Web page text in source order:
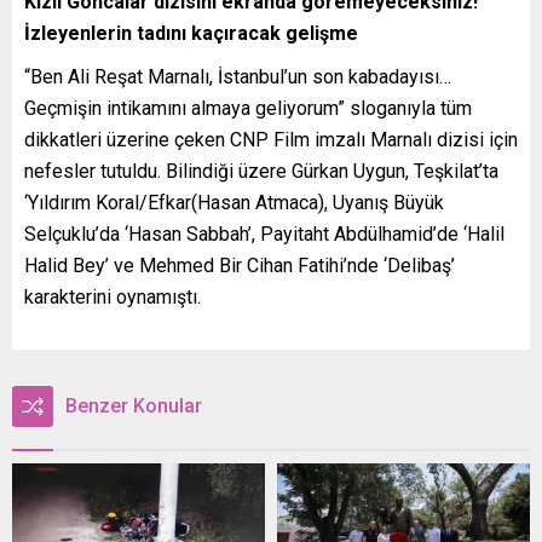
İzleyenlerin tadını kaçıracak gelişme
“Ben Ali Reşat Marnalı, İstanbul’un son kabadayısı…
Geçmişin intikamını almaya geliyorum” sloganıyla tüm
dikkatleri üzerine çeken CNP Film imzalı Marnalı dizisi için
nefesler tutuldu. Bilindiği üzere Gürkan Uygun, Teşkilat’ta
‘Yıldırım Koral/Efkar(Hasan Atmaca), Uyanış Büyük
Selçuklu’da ‘Hasan Sabbah’, Payitaht Abdülhamid’de ‘Halil
Halid Bey’ ve Mehmed Bir Cihan Fatihi’nde ‘Delibaş’
karakterini oynamıştı.
Benzer Konular